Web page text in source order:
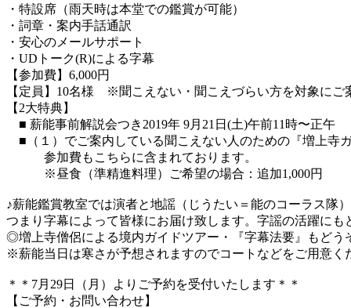
・特設席（雨天時は本堂での鑑賞が可能）
・詞章・案内手話通訳
・安心のメールサポート
・UDトーク(R)による字幕
【参加費】6,000円
【定員】10名様 ※聞こえない・聞こえづらい方を対象にご
【2大特典】
■ 薪能事前解説会つき2019年 9月21日(土)午前11時〜正午
■（１）でご案内している聞こえない人のための『増上寺ガ
参加費もこちらに含まれております。
※昼食（準精進料理）ご希望の場合：追加1,000円
♪薪能鑑賞教室では演者と地謡（じうたい＝能のコーラス隊）
つまり字幕によって皆様にお届け致します。字謡の活躍にも
◎増上寺僧侶による境内ガイドツアー・『字幕法要』もどう
※薪能当日は寒さが予想されますのでコートなどをご用意く
＊＊7月29日（月）よりご予約を受付いたします＊＊
【ご予約・お問い合わせ】